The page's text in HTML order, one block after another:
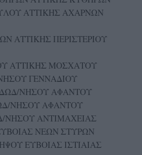
ΑΤΤΙΚΗΣ ΑΧΑΡΝΩΝ
ΑΤΤΙΚΗΣ ΠΕΡΙΣΤΕΡΙΟΥ
ΑΤΤΙΚΗΣ ΜΟΣΧΑΤΟΥ
ΓΕΝΝΑΔΙΟΥ
ΔΩΔ/ΝΗΣΟΥ ΑΦΑΝΤΟΥ
ΝΗΣΟΥ ΑΦΑΝΤΟΥ
ΝΗΣΟΥ ΑΝΤΙΜΑΧΕΙΑΣ
ΝΕΩΝ ΣΤΥΡΩΝ
ΕΥΒΟΙΑΣ ΙΣΤΙΑΙΑΣ